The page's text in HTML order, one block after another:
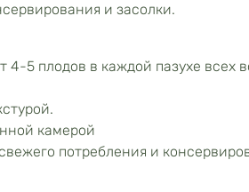
и засолки.
4-5 плодов в каждой пазухе всех
камерой
потребления и